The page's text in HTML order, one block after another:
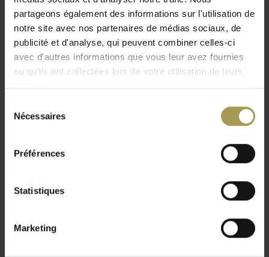
partageons également des informations sur l'utilisation de
notre site avec nos partenaires de médias sociaux, de
publicité et d'analyse, qui peuvent combiner celles-ci
avec d'autres informations que vous leur avez fournies
ou qu'ils ont collectées lors de votre utilisation de leurs
services.
Nécessaires
Préférences
Statistiques
Marketing
€189,97Incl. btw) (€68,97Incl. btw)
Chameleon tableau
Incl. btw)